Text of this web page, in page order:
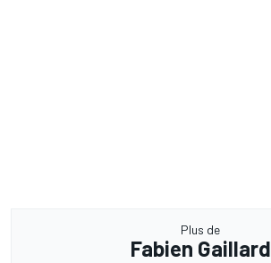
Plus de
Fabien Gaillard